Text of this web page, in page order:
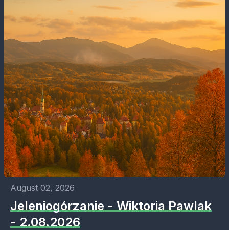
August 02, 2026
Jeleniogórzanie - Wiktoria Pawlak
- 2.08.2026